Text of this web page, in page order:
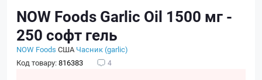
NOW Foods Garlic Oil 1500 мг -
250 софт гель
NOW Foods США Часник (garlic)
Код товару:816383 4